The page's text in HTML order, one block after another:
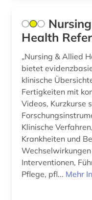
Health
„Nursing & Allied
bietet
klinische
Fertigkeiten mit
Videos, Kurzkurse
Forschungsinstrumente.
Klinische
Krankheiten und
Interventionen,
Pflege, pfl... Mehr